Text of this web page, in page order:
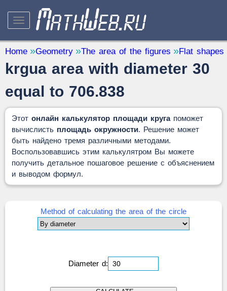
STUDY AND SCIENCE — 32
Mathematics — 31
Other
QUANTITY CONVERTERS
Home Geometry The area of the figures Flat shapes
krgua area with diameter 30
equal to 706.838
Этот онлайн калькулятор площади кругапоможет
вычислисть площадь окружности. Решение может
быть найдено тремя различными методами.
Воспользовавшись этим калькулятром Вы можете
получить детальное пошаговое решение с объяснением
и выводом формул.
Method of calculating the area of the circle
Diameter d: